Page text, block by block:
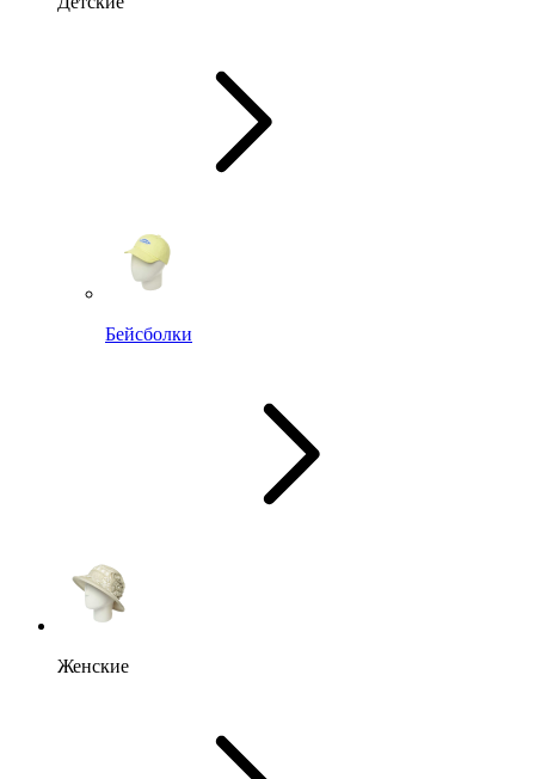
Бейсболки
Женские